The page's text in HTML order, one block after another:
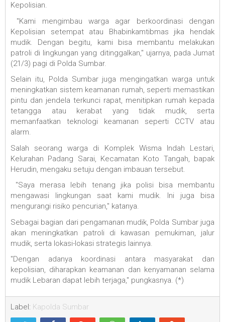
Kepolisian.
"Kami mengimbau warga agar berkoordinasi dengan
Kepolisian setempat atau Bhabinkamtibmas jika hendak
mudik. Dengan begitu, kami bisa membantu melakukan
patroli di lingkungan yang ditinggalkan," ujarnya, pada Jumat
(21/3) pagi di Polda Sumbar.
Selain itu, Polda Sumbar juga mengingatkan warga untuk
meningkatkan sistem keamanan rumah, seperti memastikan
pintu dan jendela terkunci rapat, menitipkan rumah kepada
tetangga atau kerabat yang tidak mudik, serta
memanfaatkan teknologi keamanan seperti CCTV atau
alarm.
Salah seorang warga di Komplek Wisma Indah Lestari,
Kelurahan Padang Sarai, Kecamatan Koto Tangah, bapak
Herudin, mengaku setuju dengan imbauan tersebut.
"Saya merasa lebih tenang jika polisi bisa membantu
mengawasi lingkungan saat kami mudik. Ini juga bisa
mengurangi risiko pencurian," katanya.
Sebagai bagian dari pengamanan mudik, Polda Sumbar juga
akan meningkatkan patroli di kawasan pemukiman, jalur
mudik, serta lokasi-lokasi strategis lainnya.
"Dengan adanya koordinasi antara masyarakat dan
kepolisian, diharapkan keamanan dan kenyamanan selama
mudik Lebaran dapat lebih terjaga," pungkasnya. (*)
Label: Kapolda Sumbar